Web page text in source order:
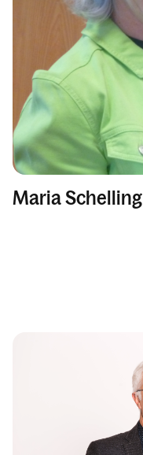
Maria Schelling